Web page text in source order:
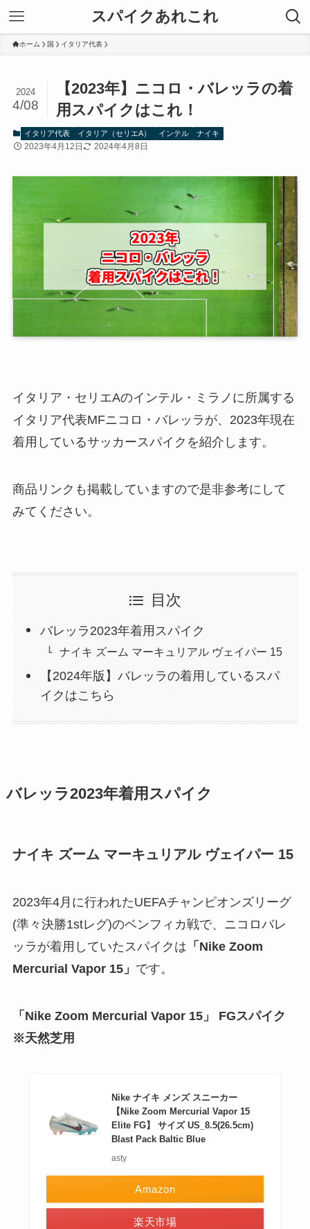
スパイクあれこれ
ホーム 国 イタリア代表
【2023年】ニコロ・バレッラの着
用スパイクはこれ！
2024
4/08
イタリア代表 イタリア（セリエA） インテル ナイキ
2023年4月12日 2024年4月8日
イタリア・セリエAのインテル・ミラノに所属する
イタリア代表MFニコロ・バレッラが、2023年現在
着用しているサッカースパイクを紹介します。
商品リンクも掲載していますので是非参考にして
みてください。
目次
バレッラ2023年着用スパイク
ナイキ ズーム マーキュリアル ヴェイパー 15
【2024年版】バレッラの着用しているスパ
イクはこちら
バレッラ2023年着用スパイク
ナイキ ズーム マーキュリアル ヴェイパー 15
2023年4月に行われたUEFAチャンピオンズリーグ
(準々決勝1stレグ)のベンフィカ戦で、ニコロバレ
ッラが着用していたスパイクは 「Nike Zoom
Mercurial Vapor 15」 です。
「Nike Zoom Mercurial Vapor 15」 FGスパイク
※天然芝用
Nike ナイキ メンズ スニーカー
【Nike Zoom Mercurial Vapor 15
Elite FG】 サイズ US_8.5(26.5cm)
Blast Pack Baltic Blue
asty
Amazon
楽天市場